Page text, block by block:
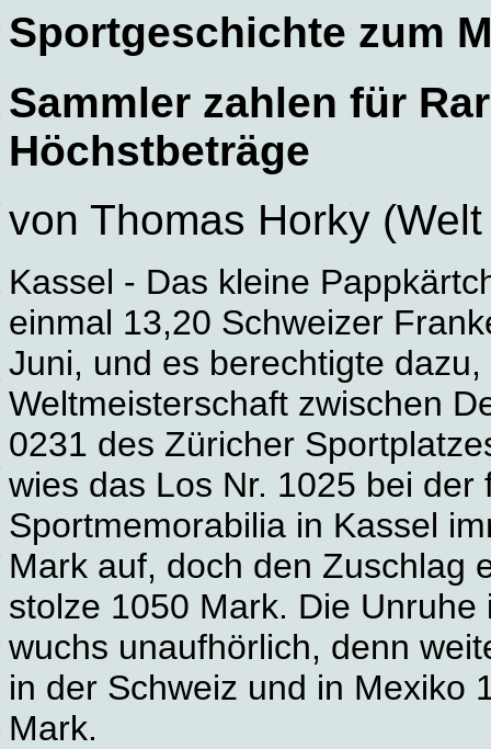
Sportgeschichte zum
Sammler zahlen für
Höchstbeträge
von Thomas Horky
Kassel - Das kleine
einmal 13,20 Schweizer
Juni, und es berechtigte
Weltmeisterschaft zwischen
0231 des Züricher
wies das Los Nr. 1025 bei der
Sportmemorabilia in Kassel
Mark auf, doch den Zuschlag
stolze 1050 Mark. Die
wuchs unaufhörlich, denn
in der Schweiz und in Mexiko
Mark.